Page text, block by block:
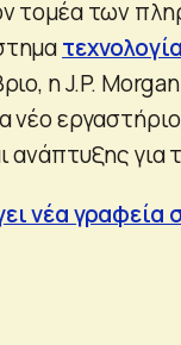
τομέα των
η J.P.
νέο
ανάπτυξης
νέα γραφεία